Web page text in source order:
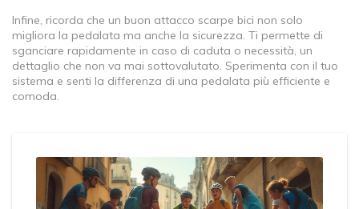
Infine, ricorda che un buon attacco scarpe bici non solo
migliora la pedalata ma anche la sicurezza. Ti permette di
sganciare rapidamente in caso di caduta o necessità, un
dettaglio che non va mai sottovalutato. Sperimenta con il tuo
sistema e senti la differenza di una pedalata più efficiente e
comoda.